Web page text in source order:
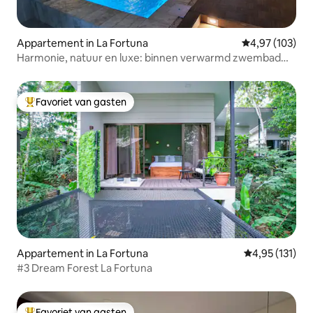
Appartement in La Fortuna Gemiddelde
4,97 (103)
Harmonie, natuur en luxe: binnen verwarmd zwembad
Topfavoriet van gasten
Favoriet van gasten
Appartement in La Fortuna Gemiddelde
4,95 (131)
#3 Dream Forest La Fortuna